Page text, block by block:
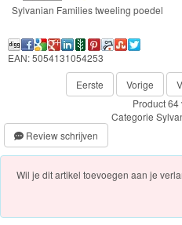
Series
Aquabeads
Baby
Born
Annabell
Sylvanian Families tweeling poedel
EAN: 5054131054253
Eerste
Vorige
Product 64
Categorie
Review schrijven
Wil je dit artikel toevoegen aan je